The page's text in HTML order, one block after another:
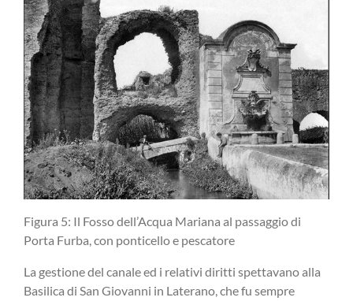
Figura 5: Il Fosso dell’Acqua Mariana al passaggio di
Porta Furba, con ponticello e pescatore
La gestione del canale ed i relativi diritti spettavano alla
Basilica di San Giovanni in Laterano, che fu sempre